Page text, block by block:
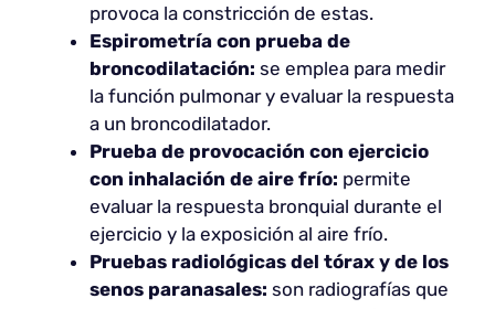
provoca la constricción de estas.
Espirometría con prueba de
broncodilatación: se emplea para medir
la función pulmonar y evaluar la respuesta
a un broncodilatador.
Prueba de provocación con ejercicio
con inhalación de aire frío: permite
evaluar la respuesta bronquial durante el
ejercicio y la exposición al aire frío.
Pruebas radiológicas del tórax y de los
senos paranasales: son radiografías que